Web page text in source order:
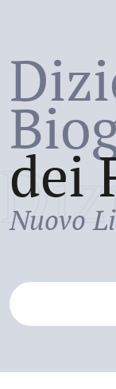
dei
Nuovo